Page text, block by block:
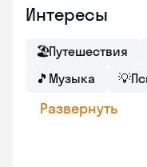
Интересы
🏖Путешествия
🎵 Музыка 💡
Развернуть